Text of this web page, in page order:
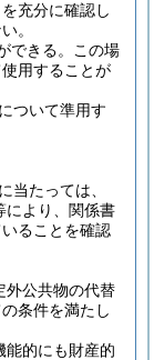
充分に確認し
。
できる。
この場
用することが
ついて準用す
当たっては、
により、関係書
ることを確認
外公共物の代替
条件を満たし
能的にも財産的